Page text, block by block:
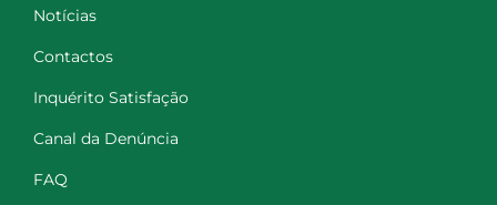
Notícias
Contactos
Inquérito Satisfação
Canal da Denúncia
FAQ